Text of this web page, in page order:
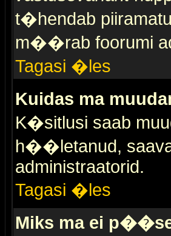
t�hendab
m��rab foorumi
Tagasi �les
Kuidas ma
K�sitlusi saab
h��letanud,
administraatorid.
Tagasi �les
Miks ma ei